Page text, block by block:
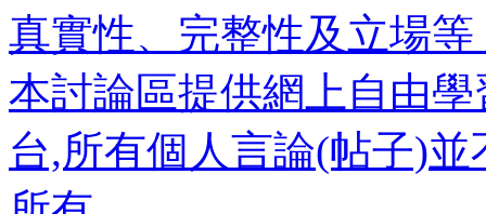
真實性、完整性及立場
本討論區提供網上自由
台,所有個人言論(帖子)